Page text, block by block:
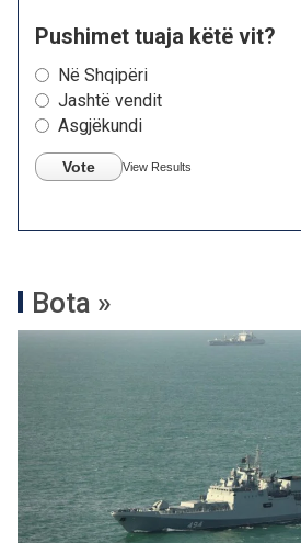
Pushimet tuaja këtë vit?
Në Shqipëri
Jashtë vendit
Asgjëkundi
Vote View Results
Bota »